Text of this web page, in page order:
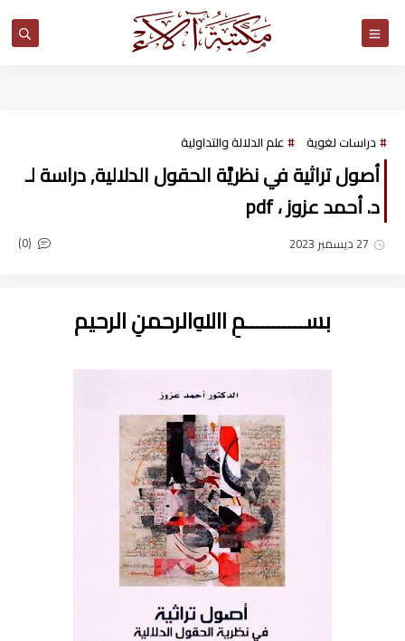
دراسات لغوية علم الدلالة والتداولية
أصول تراثية في نظريَّة الحقول الدلالية, دراسة لـ
د. أحمد عزوز ، pdf
27 ديسمبر 2023 (0)
بســـــــــــمِ اﷲِالرحمنِ الرحيم